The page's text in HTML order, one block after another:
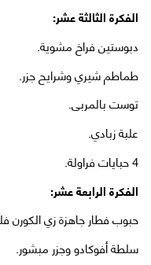
الفكرة الثالثة عشر:
دبوستين فراخ مشوية.
طماطم شيري وشرايح جزر.
توست بالمربى.
علبة زبادي.
4 حبايات فراولة.
الفكرة الرابعة عشر:
حبوب فطار جاهزة زي
سلطة أفوكادو وجزر مبشور.